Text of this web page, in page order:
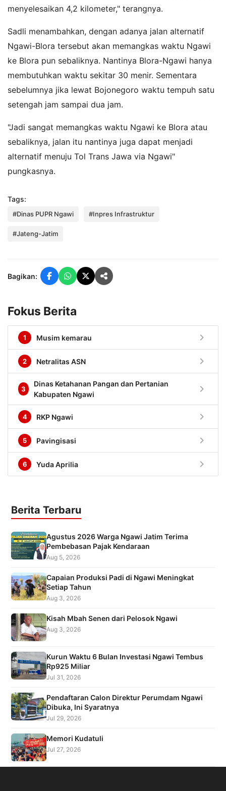
menyelesaikan 4,2 kilometer," terangnya.
Sadli menambahkan, dengan adanya jalan alternatif
Ngawi-Blora tersebut akan memangkas waktu Ngawi
ke Blora pun sebaliknya. Nantinya Blora-Ngawi hanya
membutuhkan waktu sekitar 30 menir. Sementara
sebelumnya jika lewat Bojonegoro waktu tempuh satu
setengah jam sampai dua jam.
"Jadi sangat memangkas waktu Ngawi ke Blora atau
sebaliknya, jalan itu nantinya juga dapat menjadi
alternatif menuju Tol Trans Jawa via Ngawi"
pungkasnya.
Tags:
#Dinas PUPR Ngawi #Inpres Infrastruktur
#Jateng-Jatim
Bagikan:
Fokus Berita
1 Musim kemarau chevron_right
2 Netralitas ASN chevron_right
3
Dinas Ketahanan Pangan dan Pertanian
Kabupaten Ngawi
chevron_right
4 RKP Ngawi chevron_right
5 Pavingisasi chevron_right
6 Yuda Aprilia chevron_right
Berita Terbaru
Agustus 2026 Warga Ngawi Jatim Terima
Pembebasan Pajak Kendaraan
Aug 5, 2026
Capaian Produksi Padi di Ngawi Meningkat
Setiap Tahun
Aug 3, 2026
Kisah Mbah Senen dari Pelosok Ngawi
Aug 3, 2026
Kurun Waktu 6 Bulan Investasi Ngawi Tembus
Rp925 Miliar
Jul 31, 2026
Pendaftaran Calon Direktur Perumdam Ngawi
Dibuka, Ini Syaratnya
Jul 29, 2026
Memori Kudatuli
Jul 27, 2026